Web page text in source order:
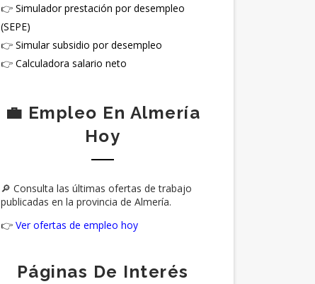
👉 Simulador prestación por desempleo
(SEPE)
👉 Simular subsidio por desempleo
👉 Calculadora salario neto
💼 Empleo En Almería
Hoy
🔎 Consulta las últimas ofertas de trabajo
publicadas en la provincia de Almería.
👉 Ver ofertas de empleo hoy
Páginas De Interés